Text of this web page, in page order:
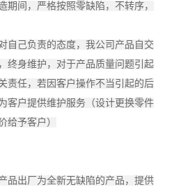
期间，严格按照零缺陷，不转序，
自己负责的态度，我公司产品自交
终身维护，对于产品质量问题引起
责任，若因客户操作不当引起的后
客户提供维护服务（设计更换零件
给予客户）
品出厂为全新无缺陷的产品，提供